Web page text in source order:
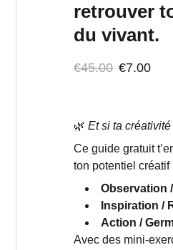
retrouver
du vivant.
€45.00 €7.00
🌿 Et si ta
Ce guide gratuit
ton potentiel créatif
Observation
Inspiration /
Action /
Avec des mini-